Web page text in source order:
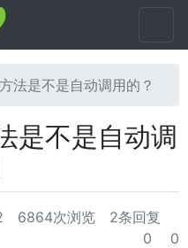
法是不是自动调用的？
是不是自动调
6864次浏览
2条回复
0 0